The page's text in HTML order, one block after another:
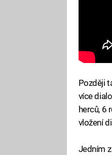
Později
více
herců, 6
vložení
Jedním